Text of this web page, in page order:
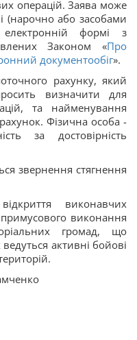
операцій. Заява може
(нарочно або засобами
формі з
Законом «Про
документообіг».
рахунку, який
визначити для
та найменування
Фізична особа -
за достовірність
звернення стягнення
виконавчих
виконання
громад, що
активні бойові